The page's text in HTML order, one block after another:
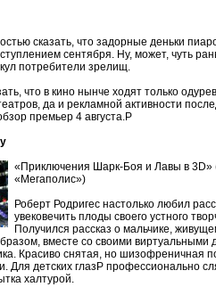
сказать, что задорные деньки
сентября. Ну, может, чуть
потребители зрелищ.
что в кино нынче ходят только
да и рекламной активности
премьер 4 августа.P
«Приключения Шарк-Боя и Лавы в 3D»
«Мегаполис»)
Роберт Родригес настолько любил
увековечить плоды своего устного
Получился рассказ о мальчике,
вместе со своими виртуальными
Красиво снятая, но шизофреничная
Для детских глазP профессионально
халтурой.